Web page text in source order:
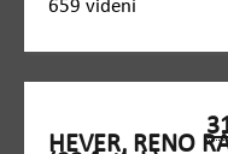
659 videní
HEVER, RENO